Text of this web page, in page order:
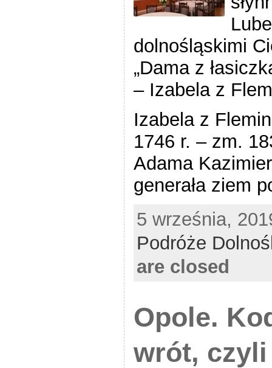
dolnośląskimi
„Dama z
– Izabela z
Izabela z
1746 r. – zm.
Adama
generała ziem
5 września,
Podróże
are closed
Opole.
wrót,